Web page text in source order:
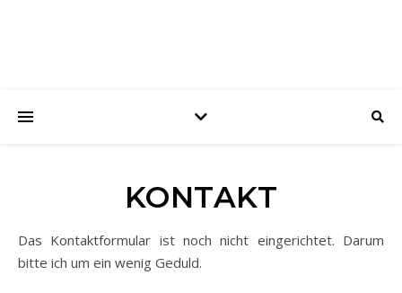
KONTAKT
Das Kontaktformular ist noch nicht eingerichtet. Darum
bitte ich um ein wenig Geduld.